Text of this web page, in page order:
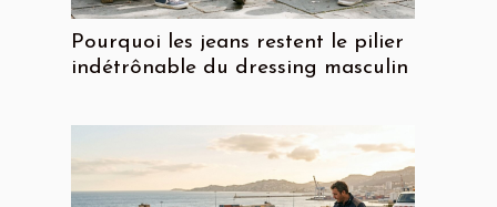
Pourquoi les jeans restent le pilier
indétrônable du dressing masculin